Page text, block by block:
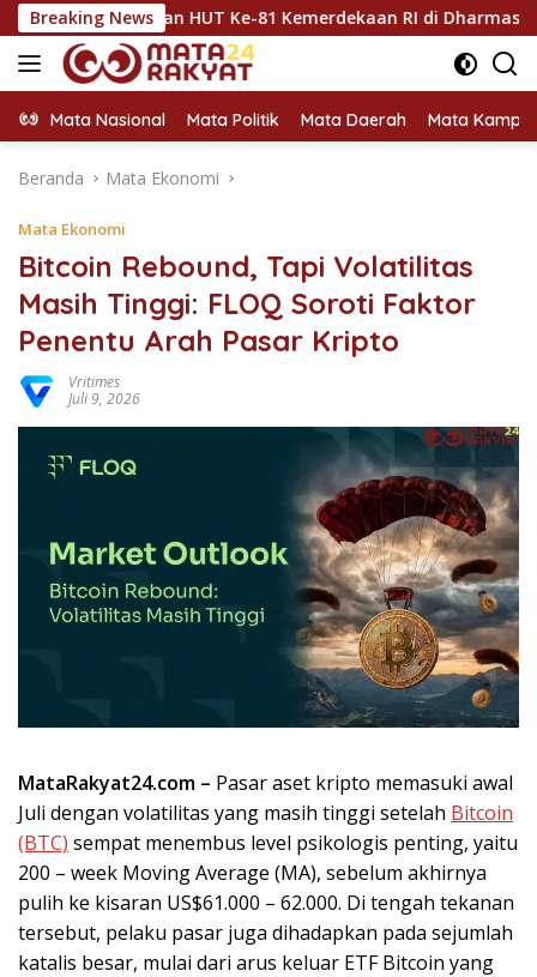
Langsung
ke
konten
Breaking News
HUT Ke-81 Kemerdekaan RI di Dharmasraya
Mata Nasional Mata Politik Mata Daerah Mata
Beranda Mata Ekonomi
Mata Ekonomi
Bitcoin Rebound, Tapi Volatilitas
Masih Tinggi: FLOQ Soroti Faktor
Penentu Arah Pasar Kripto
Vritimes
Juli 9, 2026
MataRakyat24.com – Pasar aset kripto memasuki awal
Juli dengan volatilitas yang masih tinggi setelah Bitcoin
(BTC) sempat menembus level psikologis penting, yaitu
200 – week Moving Average (MA), sebelum akhirnya
pulih ke kisaran US$61.000 – 62.000. Di tengah tekanan
tersebut, pelaku pasar juga dihadapkan pada sejumlah
katalis besar, mulai dari arus keluar ETF Bitcoin yang